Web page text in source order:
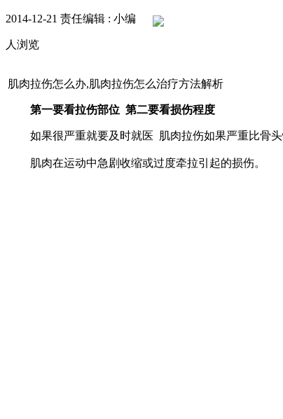
2014-12-21 责任编辑 : 小编
人浏览
肌肉拉伤怎么办,肌肉拉伤怎么治疗方法解析
第一要看拉伤部位 第二要看损伤程度
如果很严重就要及时就医 肌肉拉伤如果严重比骨头
肌肉在运动中急剧收缩或过度牵拉引起的损伤。